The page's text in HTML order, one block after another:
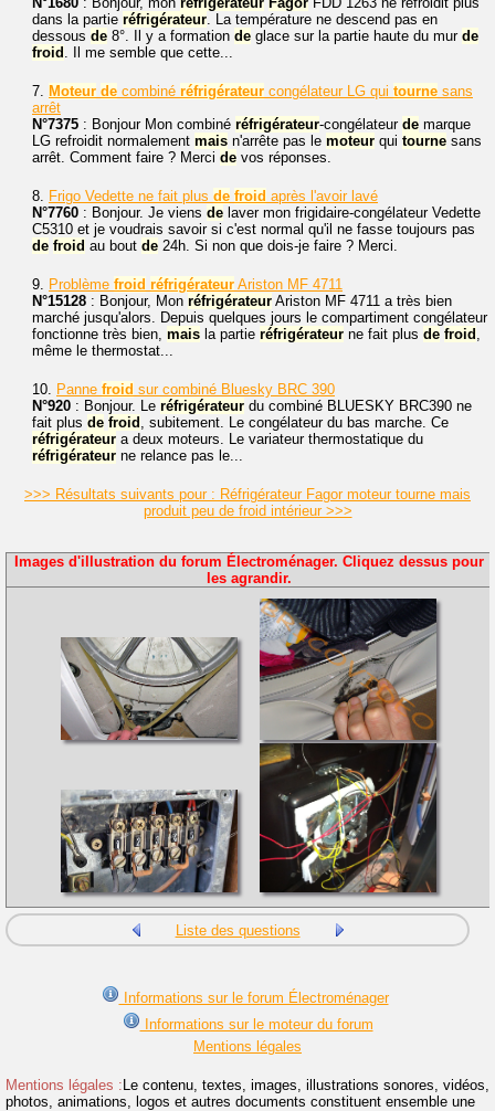
dans la partie réfrigérateur. La température ne descend pas en
dessous de 8°. Il y a formation de glace sur la partie haute du mur de
froid . Il me semble que cette...
7. Moteur de combiné réfrigérateur congélateur LG qui tourne sans
arrêt
N°7375 : Bonjour Mon combiné réfrigérateur-congélateur de marque
LG refroidit normalement mais n'arrête pas le moteur qui tourne sans
arrêt. Comment faire ? Merci de vos réponses.
8. Frigo Vedette ne fait plus de froid après l'avoir lavé
N°7760 : Bonjour. Je viens de laver mon frigidaire-congélateur Vedette
C5310 et je voudrais savoir si c'est normal qu'il ne fasse toujours pas
de froid au bout de 24h. Si non que dois-je faire ? Merci.
9. Problème froid réfrigérateur Ariston MF 4711
N°15128 : Bonjour, Mon réfrigérateur Ariston MF 4711 a très bien
marché jusqu'alors. Depuis quelques jours le compartiment congélateur
fonctionne très bien, mais la partie réfrigérateur ne fait plus de froid ,
même le thermostat...
10. Panne froid sur combiné Bluesky BRC 390
N°920 : Bonjour. Le réfrigérateur du combiné BLUESKY BRC390 ne
fait plus de froid , subitement. Le congélateur du bas marche. Ce
réfrigérateur a deux moteurs. Le variateur thermostatique du
réfrigérateur ne relance pas le...
>>> Résultats suivants pour : Réfrigérateur Fagor moteur tourne mais
produit peu de froid intérieur >>>
Images d'illustration du forum Électroménager. Cliquez dessus pour
les agrandir.
Liste des questions
Informations sur le forum Électroménager
Informations sur le moteur du forum
Mentions légales
Mentions légales :Le contenu, textes, images, illustrations sonores, vidéos,
photos, animations, logos et autres documents constituent ensemble une